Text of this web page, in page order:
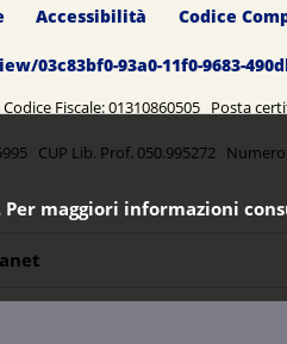
Accessibilità Codice
93a0-11f0-9683-
Fiscale: 01310860505 Posta
CUP Lib. Prof. 050.995272
maggiori informazioni